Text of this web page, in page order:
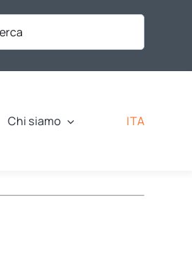
Chi siamo ITA